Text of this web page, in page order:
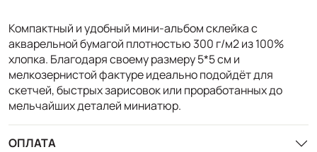
Компактный и удобный мини-альбом склейка с
акварельной бумагой плотностью 300 г/м2 из 100%
хлопка. Благодаря своему размеру 5*5 см и
мелкозернистой фактуре идеально подойдёт для
скетчей, быстрых зарисовок или проработанных до
мельчайших деталей миниатюр.
ОПЛАТА